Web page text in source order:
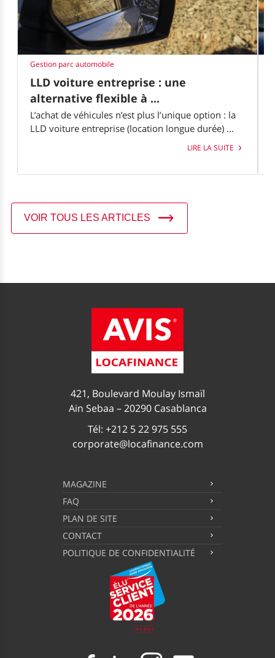
Gestion parc automobile
LLD voiture entreprise : une
alternative flexible à ...
L’achat de véhicules n’est plus l’unique option : la
LLD voiture entreprise (location longue durée) ...
LIRE LA SUITE
VOIR TOUS LES ARTICLES
421, Boulevard Moulay Ismaïl
Ain Sebaa – 20290 Casablanca
Tél: +212 5 22 975 555
corporate@locafinance.com
MAGAZINE
FAQ
PLAN DE SITE
CONTACT
POLITIQUE DE CONFIDENTIALITÉ